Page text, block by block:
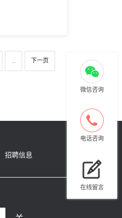
... 下一页
招聘信息
微信咨询
电话咨询
在线留言